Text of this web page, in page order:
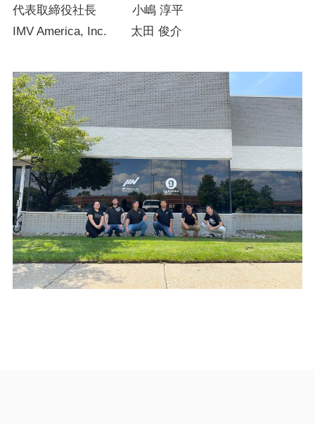
代表取締役社長 小嶋 淳平
IMV America, Inc. 太田 俊介